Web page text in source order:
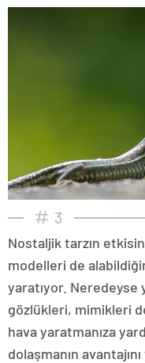
3
Nostaljik tarzın
modelleri de
yaratıyor. Neredeyse
gözlükleri, mimikleri
hava yaratmanıza
dolaşmanın